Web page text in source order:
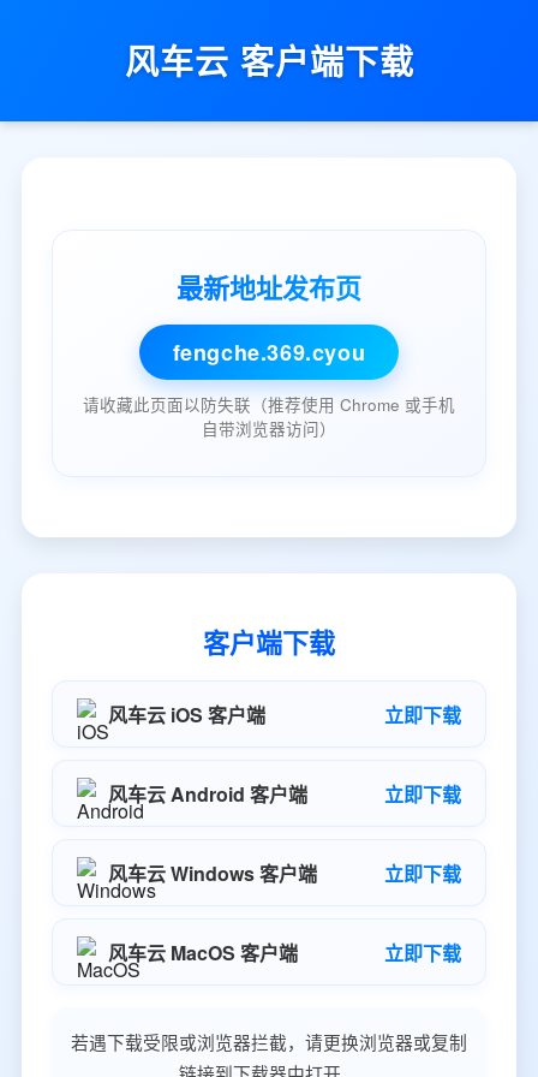
风车云 客户端下载
最新地址发布页
fengche.369.cyou
请收藏此页面以防失联（推荐使用 Chrome 或手机
自带浏览器访问）
客户端下载
风车云 iOS 客户端 立即下载
风车云 Android 客户端 立即下载
风车云 Windows 客户端 立即下载
风车云 MacOS 客户端 立即下载
若遇下载受限或浏览器拦截，请更换浏览器或复制